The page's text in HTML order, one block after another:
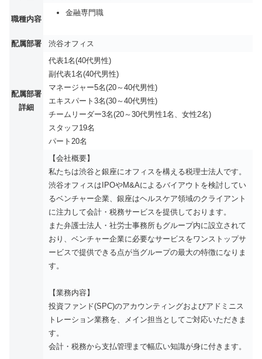
職種内容
金融専門職
配属部署 渋谷オフィス
配属部署
詳細
代表1名(40代男性)
副代表1名(40代男性)
マネージャー5名(20～40代男性)
エキスパート3名(30～40代男性)
チームリーダー3名(20～30代男性1名、女性2名)
スタッフ19名
パート20名
【会社概要】
私たちは渋谷と銀座にオフィスを構える税理士法人です。
渋谷オフィスはIPOやM&Aによるバイアウトを検討してい
るベンチャー企業、銀座はヘルスケア領域のクライアント
に注力して会計・税務サービスを提供しております。
また弁護士法人・社労士事務所もグループ内に設立されて
おり、ベンチャー企業に必要なサービスをワンストップサ
ービスで提供できる点が当グループの最大の特徴になりま
す。
【業務内容】
投資ファンド(SPC)のアカウンティングおよびアドミニス
トレーション業務を、メイン担当としてご対応いただきま
す。
会計・税務から支払管理まで幅広い知識が身に付きます。